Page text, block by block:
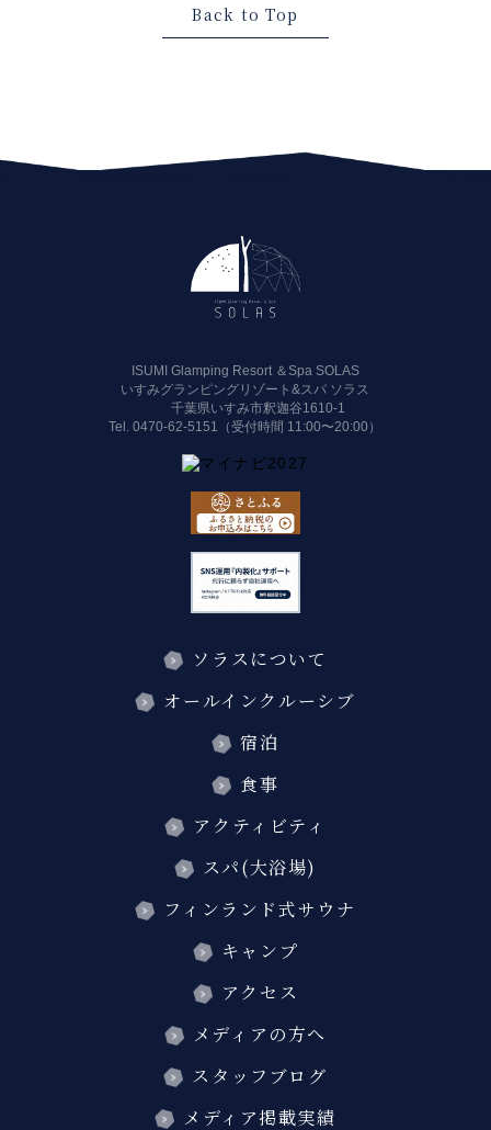
Back to Top
ISUMI Glamping Resort ＆Spa SOLAS
いすみグランピングリゾート&スパ ソラス
千葉県いすみ市釈迦谷1610-1
Tel.0470-62-5151（受付時間 11:00〜20:00）
ソラスについて
オールインクルーシブ
宿泊
食事
アクティビティ
スパ(大浴場)
フィンランド式サウナ
キャンプ
アクセス
メディアの方へ
スタッフブログ
メディア掲載実績